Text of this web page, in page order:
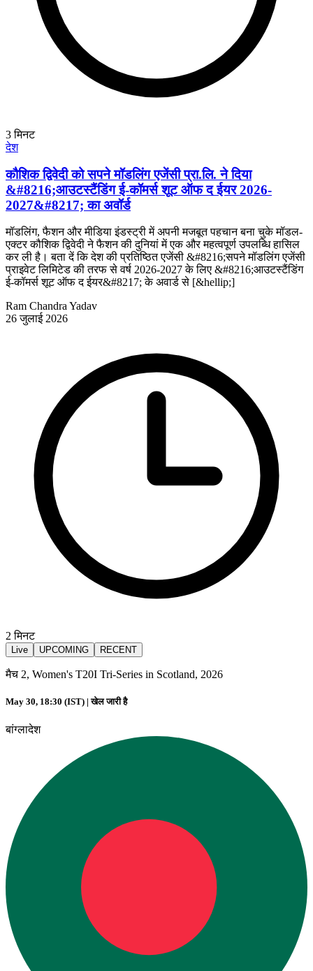
3मिनट
देश
कौशिक द्विवेदी को सपने मॉडलिंग एजेंसी प्रा.लि. ने दिया
&#8216;आउटस्टैंडिंग ई-कॉमर्स शूट ऑफ द ईयर 2026-
2027&#8217; का अवॉर्ड
मॉडलिंग, फैशन और मीडिया इंडस्ट्री में अपनी मजबूत पहचान बना चुके मॉडल-
एक्टर कौशिक द्विवेदी ने फैशन की दुनियां में एक और महत्वपूर्ण उपलब्धि हासिल
कर ली है। बता दें कि देश की प्रतिष्ठित एजेंसी &#8216;सपने मॉडलिंग एजेंसी
प्राइवेट लिमिटेड की तरफ से वर्ष 2026-2027 के लिए &#8216;आउटस्टैंडिंग
ई-कॉमर्स शूट ऑफ द ईयर&#8217; के अवार्ड से [&hellip;]
Ram Chandra Yadav
26 जुलाई 2026
2 मिनट
Live UPCOMING RECENT
मैच 2, Women's T20I Tri-Series in Scotland, 2026
May 30, 18:30 (IST) |खेल जारी है
बांग्लादेश